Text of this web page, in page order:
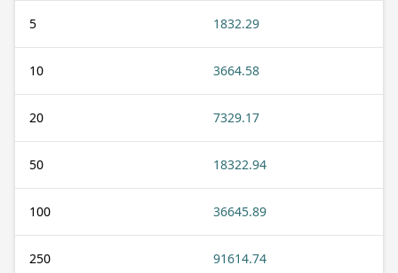
5 1832.29
10 3664.58
20 7329.17
50 18322.94
100 36645.89
250 91614.74